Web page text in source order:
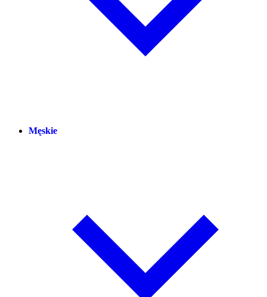
Męskie